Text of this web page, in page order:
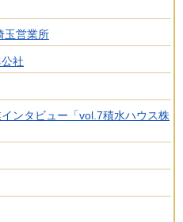
玉営業所
社
ンタビュー「vol.7積水ハウス株